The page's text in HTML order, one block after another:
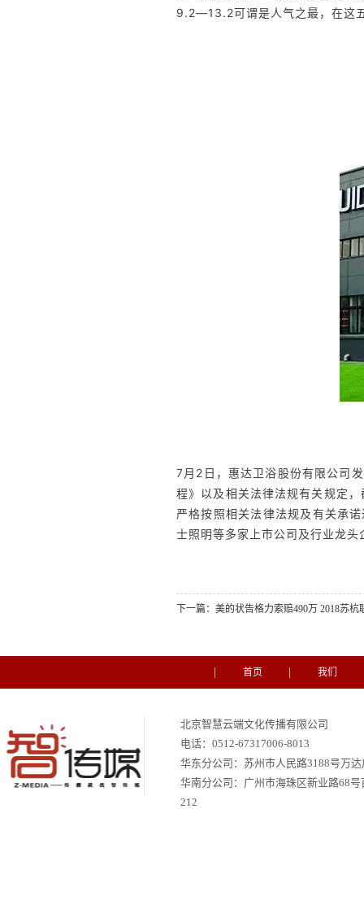
9.2—13.2可谓是人气之最，在这
7月2日，惠达卫浴股份有限公司
程》以及相关法律法规有关规定
严格按照相关法律法规及有关承
士照明等多家上市公司及行业龙头
下一篇： 美的状告格力索赔490万 2018苏
首页 我们
北京智慧云端文化传播有限公司
华东分公司：苏州市人民路3188号万达
华南分公司： 广州市海珠区新业路68
212
电话： 0512-67317006-8013